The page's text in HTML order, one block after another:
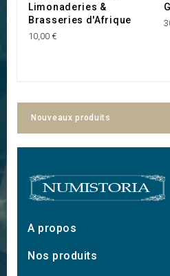
Limonaderies &
Brasseries d'Afrique
10,00 €
Nouveaux produits
A propos
Nos produits